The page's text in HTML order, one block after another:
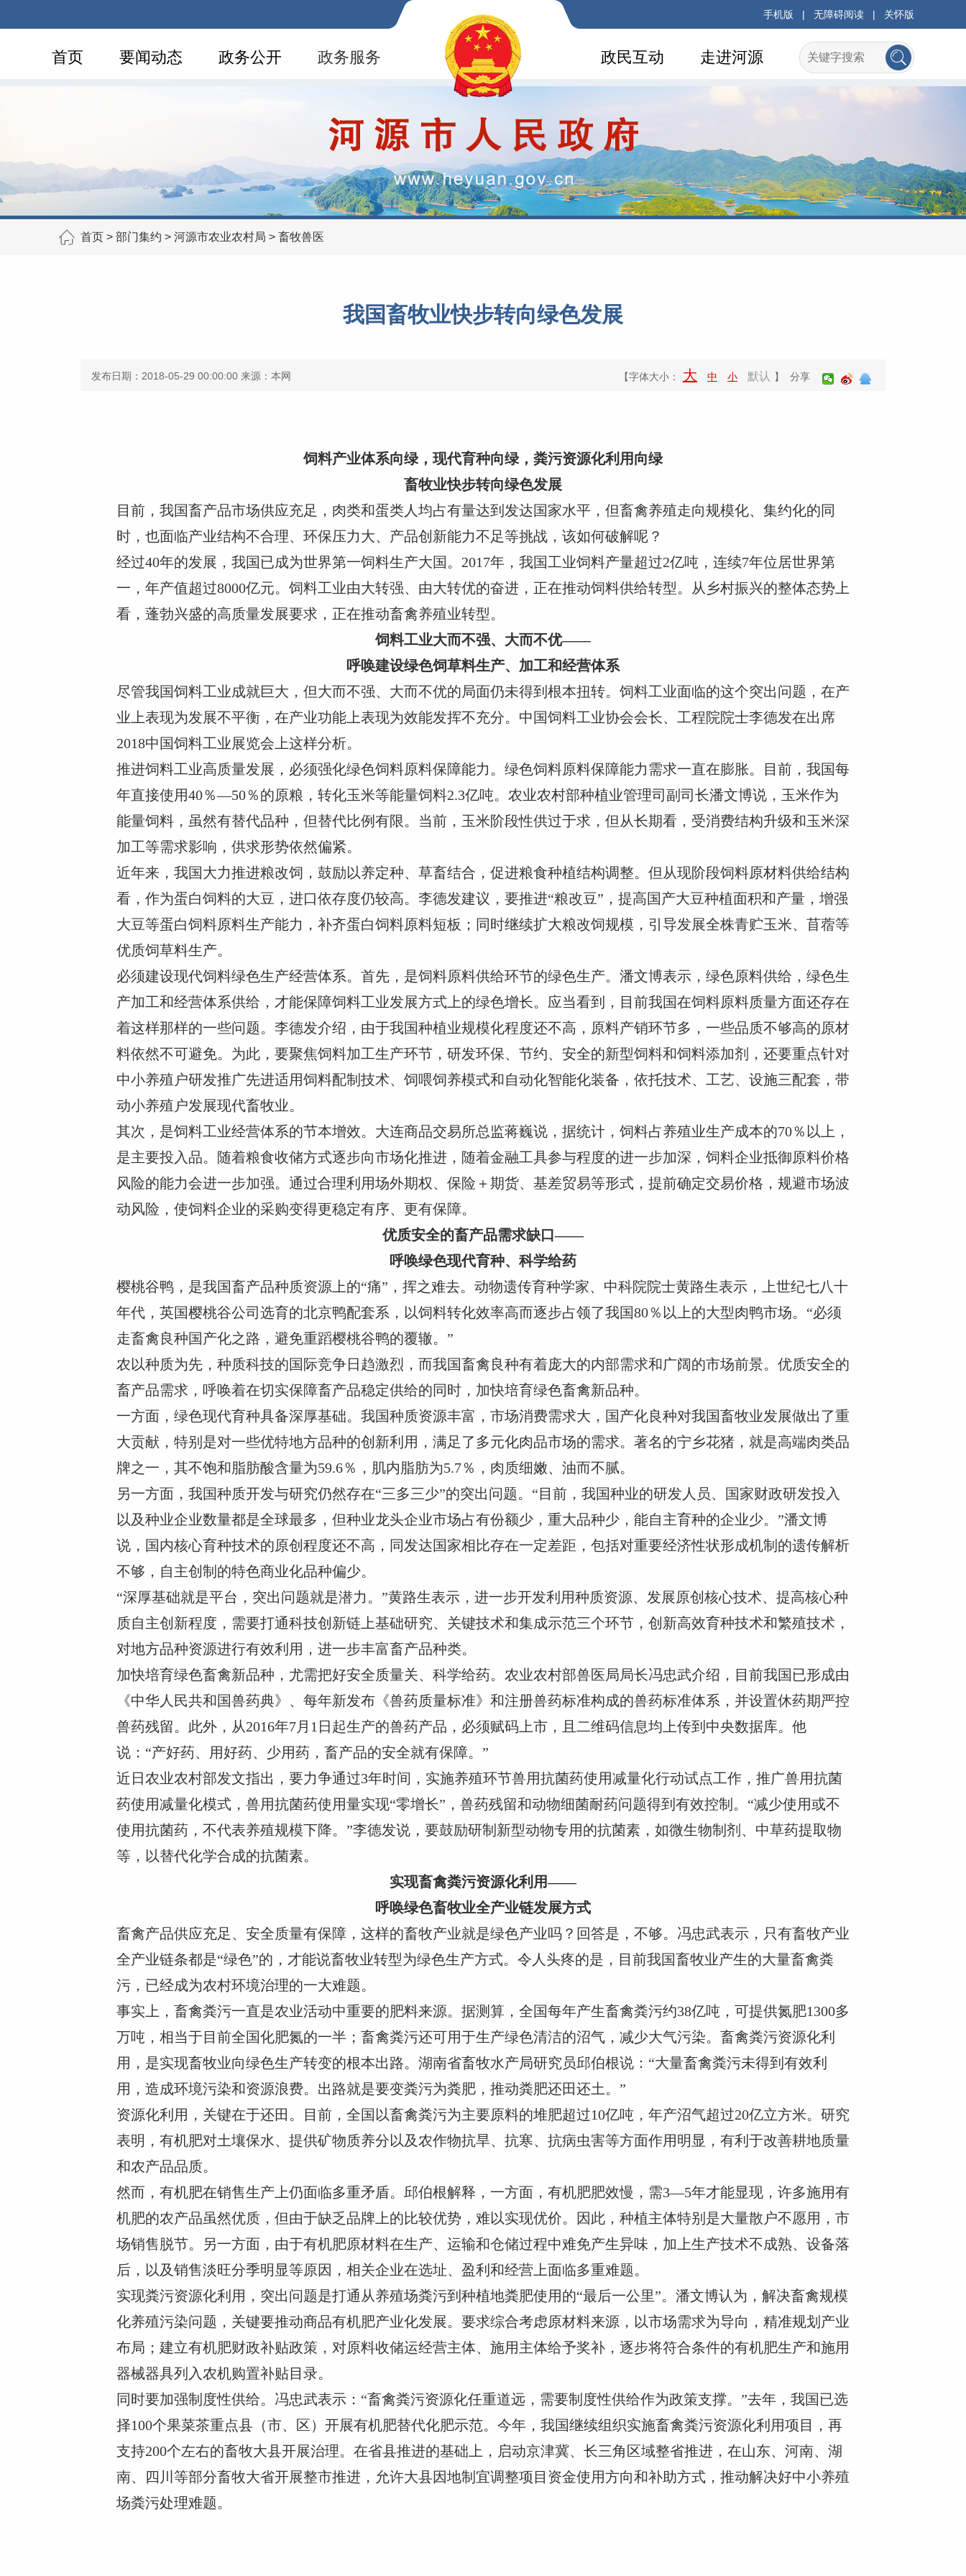
手机版 | 无障碍阅读 | 关怀版
首页 要闻动态 政务公开 政务服务 走进河源
政民互动
首页 > 部门集约 > 河源市农业农村局 > 畜牧兽医
我国畜牧业快步转向绿色发展
发布日期：2018-05-29 00:00:00 来源：本网 【字体大小： 大 中 小 默认 】 分享
饲料产业体系向绿，现代育种向绿，粪污资源化利用向绿
畜牧业快步转向绿色发展
目前，我国畜产品市场供应充足，肉类和蛋类人均占有量达到发达国家水平，但畜禽养殖走向规模化、集约化的同
时，也面临产业结构不合理、环保压力大、产品创新能力不足等挑战，该如何破解呢？
经过40年的发展，我国已成为世界第一饲料生产大国。2017年，我国工业饲料产量超过2亿吨，连续7年位居世界第
一，年产值超过8000亿元。饲料工业由大转强、由大转优的奋进，正在推动饲料供给转型。从乡村振兴的整体态势上
看，蓬勃兴盛的高质量发展要求，正在推动畜禽养殖业转型。
饲料工业大而不强、大而不优——
呼唤建设绿色饲草料生产、加工和经营体系
尽管我国饲料工业成就巨大，但大而不强、大而不优的局面仍未得到根本扭转。饲料工业面临的这个突出问题，在产
业上表现为发展不平衡，在产业功能上表现为效能发挥不充分。中国饲料工业协会会长、工程院院士李德发在出席
2018中国饲料工业展览会上这样分析。
推进饲料工业高质量发展，必须强化绿色饲料原料保障能力。绿色饲料原料保障能力需求一直在膨胀。目前，我国每
年直接使用40％—50％的原粮，转化玉米等能量饲料2.3亿吨。农业农村部种植业管理司副司长潘文博说，玉米作为
能量饲料，虽然有替代品种，但替代比例有限。当前，玉米阶段性供过于求，但从长期看，受消费结构升级和玉米深
加工等需求影响，供求形势依然偏紧。
近年来，我国大力推进粮改饲，鼓励以养定种、草畜结合，促进粮食种植结构调整。但从现阶段饲料原材料供给结构
看，作为蛋白饲料的大豆，进口依存度仍较高。李德发建议，要推进“粮改豆”，提高国产大豆种植面积和产量，增强
大豆等蛋白饲料原料生产能力，补齐蛋白饲料原料短板；同时继续扩大粮改饲规模，引导发展全株青贮玉米、苜蓿等
优质饲草料生产。
必须建设现代饲料绿色生产经营体系。首先，是饲料原料供给环节的绿色生产。潘文博表示，绿色原料供给，绿色生
产加工和经营体系供给，才能保障饲料工业发展方式上的绿色增长。应当看到，目前我国在饲料原料质量方面还存在
着这样那样的一些问题。李德发介绍，由于我国种植业规模化程度还不高，原料产销环节多，一些品质不够高的原材
料依然不可避免。为此，要聚焦饲料加工生产环节，研发环保、节约、安全的新型饲料和饲料添加剂，还要重点针对
中小养殖户研发推广先进适用饲料配制技术、饲喂饲养模式和自动化智能化装备，依托技术、工艺、设施三配套，带
动小养殖户发展现代畜牧业。
其次，是饲料工业经营体系的节本增效。大连商品交易所总监蒋巍说，据统计，饲料占养殖业生产成本的70％以上，
是主要投入品。随着粮食收储方式逐步向市场化推进，随着金融工具参与程度的进一步加深，饲料企业抵御原料价格
风险的能力会进一步加强。通过合理利用场外期权、保险＋期货、基差贸易等形式，提前确定交易价格，规避市场波
动风险，使饲料企业的采购变得更稳定有序、更有保障。
优质安全的畜产品需求缺口——
呼唤绿色现代育种、科学给药
樱桃谷鸭，是我国畜产品种质资源上的“痛”，挥之难去。动物遗传育种学家、中科院院士黄路生表示，上世纪七八十
年代，英国樱桃谷公司选育的北京鸭配套系，以饲料转化效率高而逐步占领了我国80％以上的大型肉鸭市场。“必须
走畜禽良种国产化之路，避免重蹈樱桃谷鸭的覆辙。”
农以种质为先，种质科技的国际竞争日趋激烈，而我国畜禽良种有着庞大的内部需求和广阔的市场前景。优质安全的
畜产品需求，呼唤着在切实保障畜产品稳定供给的同时，加快培育绿色畜禽新品种。
一方面，绿色现代育种具备深厚基础。我国种质资源丰富，市场消费需求大，国产化良种对我国畜牧业发展做出了重
大贡献，特别是对一些优特地方品种的创新利用，满足了多元化肉品市场的需求。著名的宁乡花猪，就是高端肉类品
牌之一，其不饱和脂肪酸含量为59.6％，肌内脂肪为5.7％，肉质细嫩、油而不腻。
另一方面，我国种质开发与研究仍然存在“三多三少”的突出问题。“目前，我国种业的研发人员、国家财政研发投入
以及种业企业数量都是全球最多，但种业龙头企业市场占有份额少，重大品种少，能自主育种的企业少。”潘文博
说，国内核心育种技术的原创程度还不高，同发达国家相比存在一定差距，包括对重要经济性状形成机制的遗传解析
不够，自主创制的特色商业化品种偏少。
“深厚基础就是平台，突出问题就是潜力。”黄路生表示，进一步开发利用种质资源、发展原创核心技术、提高核心种
质自主创新程度，需要打通科技创新链上基础研究、关键技术和集成示范三个环节，创新高效育种技术和繁殖技术，
对地方品种资源进行有效利用，进一步丰富畜产品种类。
加快培育绿色畜禽新品种，尤需把好安全质量关、科学给药。农业农村部兽医局局长冯忠武介绍，目前我国已形成由
《中华人民共和国兽药典》、每年新发布《兽药质量标准》和注册兽药标准构成的兽药标准体系，并设置休药期严控
兽药残留。此外，从2016年7月1日起生产的兽药产品，必须赋码上市，且二维码信息均上传到中央数据库。他
说：“产好药、用好药、少用药，畜产品的安全就有保障。”
近日农业农村部发文指出，要力争通过3年时间，实施养殖环节兽用抗菌药使用减量化行动试点工作，推广兽用抗菌
药使用减量化模式，兽用抗菌药使用量实现“零增长”，兽药残留和动物细菌耐药问题得到有效控制。“减少使用或不
使用抗菌药，不代表养殖规模下降。”李德发说，要鼓励研制新型动物专用的抗菌素，如微生物制剂、中草药提取物
等，以替代化学合成的抗菌素。
实现畜禽粪污资源化利用——
呼唤绿色畜牧业全产业链发展方式
畜禽产品供应充足、安全质量有保障，这样的畜牧产业就是绿色产业吗？回答是，不够。冯忠武表示，只有畜牧产业
全产业链条都是“绿色”的，才能说畜牧业转型为绿色生产方式。令人头疼的是，目前我国畜牧业产生的大量畜禽粪
污，已经成为农村环境治理的一大难题。
事实上，畜禽粪污一直是农业活动中重要的肥料来源。据测算，全国每年产生畜禽粪污约38亿吨，可提供氮肥1300多
万吨，相当于目前全国化肥氮的一半；畜禽粪污还可用于生产绿色清洁的沼气，减少大气污染。畜禽粪污资源化利
用，是实现畜牧业向绿色生产转变的根本出路。湖南省畜牧水产局研究员邱伯根说：“大量畜禽粪污未得到有效利
用，造成环境污染和资源浪费。出路就是要变粪污为粪肥，推动粪肥还田还土。”
资源化利用，关键在于还田。目前，全国以畜禽粪污为主要原料的堆肥超过10亿吨，年产沼气超过20亿立方米。研究
表明，有机肥对土壤保水、提供矿物质养分以及农作物抗旱、抗寒、抗病虫害等方面作用明显，有利于改善耕地质量
和农产品品质。
然而，有机肥在销售生产上仍面临多重矛盾。邱伯根解释，一方面，有机肥肥效慢，需3—5年才能显现，许多施用有
机肥的农产品虽然优质，但由于缺乏品牌上的比较优势，难以实现优价。因此，种植主体特别是大量散户不愿用，市
场销售脱节。另一方面，由于有机肥原材料在生产、运输和仓储过程中难免产生异味，加上生产技术不成熟、设备落
后，以及销售淡旺分季明显等原因，相关企业在选址、盈利和经营上面临多重难题。
实现粪污资源化利用，突出问题是打通从养殖场粪污到种植地粪肥使用的“最后一公里”。潘文博认为，解决畜禽规模
化养殖污染问题，关键要推动商品有机肥产业化发展。要求综合考虑原材料来源，以市场需求为导向，精准规划产业
布局；建立有机肥财政补贴政策，对原料收储运经营主体、施用主体给予奖补，逐步将符合条件的有机肥生产和施用
器械器具列入农机购置补贴目录。
同时要加强制度性供给。冯忠武表示：“畜禽粪污资源化任重道远，需要制度性供给作为政策支撑。”去年，我国已选
择100个果菜茶重点县（市、区）开展有机肥替代化肥示范。今年，我国继续组织实施畜禽粪污资源化利用项目，再
支持200个左右的畜牧大县开展治理。在省县推进的基础上，启动京津冀、长三角区域整省推进，在山东、河南、湖
南、四川等部分畜牧大省开展整市推进，允许大县因地制宜调整项目资金使用方向和补助方式，推动解决好中小养殖
场粪污处理难题。